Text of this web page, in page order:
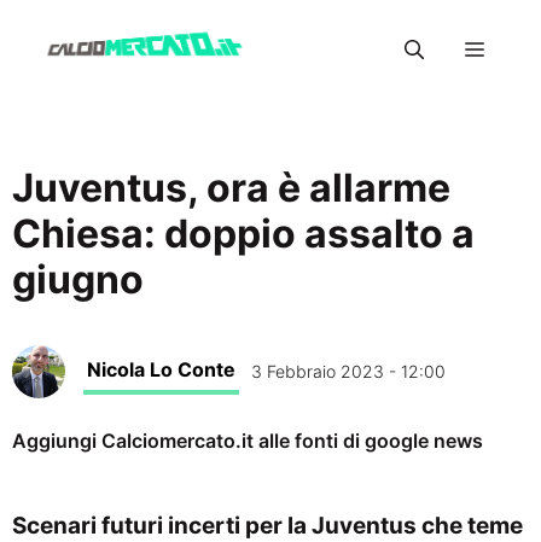
Menu
Juventus, ora è allarme
Chiesa: doppio assalto a
giugno
Nicola Lo Conte 3 Febbraio 2023 - 12:00
Aggiungi Calciomercato.it alle fonti di google news
Scenari futuri incerti per la Juventus che teme